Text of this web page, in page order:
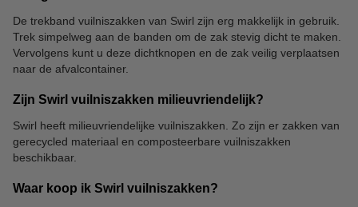
De trekband vuilniszakken van Swirl zijn erg makkelijk in gebruik.
Trek simpelweg aan de banden om de zak stevig dicht te maken.
Vervolgens kunt u deze dichtknopen en de zak veilig verplaatsen
naar de afvalcontainer.
Zijn Swirl vuilniszakken milieuvriendelijk?
Swirl heeft milieuvriendelijke vuilniszakken. Zo zijn er zakken van
gerecycled materiaal en composteerbare vuilniszakken
beschikbaar.
Waar koop ik Swirl vuilniszakken?